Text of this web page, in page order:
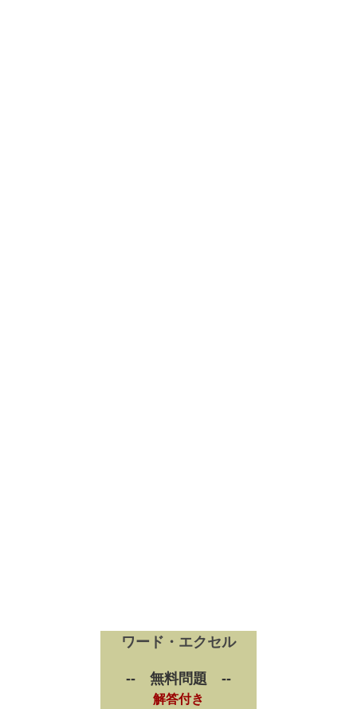
ワード・エクセル
-- 無料問題 --
解答付き